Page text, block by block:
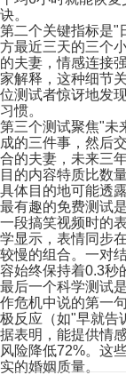
诀。
第二个关键指标是"
方最近三天的三个
的夫妻，情感连接
家解释，这种细节
位测试者惊讶地发
习惯。
第三个测试聚焦"未
成的三件事，然后
合的夫妻，未来三
目的内容特质比数
具体目的地可能透
最有趣的免费测试
一段搞笑视频时的
学显示，表情同步
较慢的组合。一对
容始终保持着0.3秒
最后一个科学测试
作危机中说的第一
极反应（如"早就告
据表明，能提供情
风险降低72%。这
实的婚姻质量。